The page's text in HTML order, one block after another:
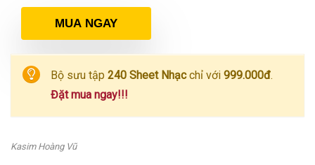
MUA NGAY
Bộ sưu tập 240 Sheet Nhạcchỉ với 999.000đ.
Đặt mua ngay!!!
Kasim Hoàng Vũ